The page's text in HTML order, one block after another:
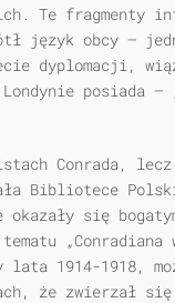
Te fragmenty
język obcy —
dyplomacji,
posiada —
Conrada, lecz
Bibliotece
się
1914-1918,
że zwierzał się